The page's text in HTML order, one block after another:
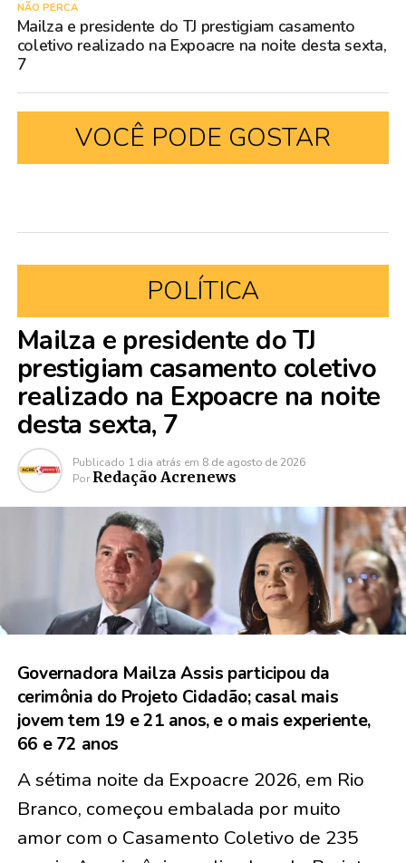
NÃO PERCA
Mailza e presidente do TJ prestigiam casamento
coletivo realizado na Expoacre na noite desta sexta,
7
VOCÊ PODE GOSTAR
POLÍTICA
Mailza e presidente do TJ
prestigiam casamento coletivo
realizado na Expoacre na noite
desta sexta, 7
Publicado 1 dia atrás em 8 de agosto de 2026
Por Redação Acrenews
Governadora Mailza Assis participou da
cerimônia do Projeto Cidadão; casal mais
jovem tem 19 e 21 anos, e o mais experiente,
66 e 72 anos
A sétima noite da Expoacre 2026, em Rio
Branco, começou embalada por muito
amor com o Casamento Coletivo de 235